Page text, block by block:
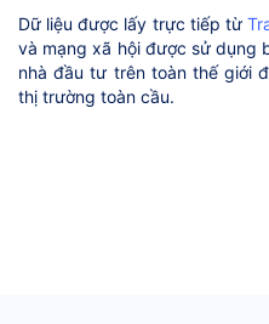
Dữ liệu được lấy trực tiếp từ
và mạng xã hội được sử dụng
nhà đầu tư trên toàn thế giới
thị trường toàn cầu.